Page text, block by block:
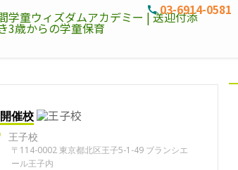
03-6914-0581
開催校
王子校
〒114-0002 東京都北区王子5-1-49 ブランシエ
ール王子内